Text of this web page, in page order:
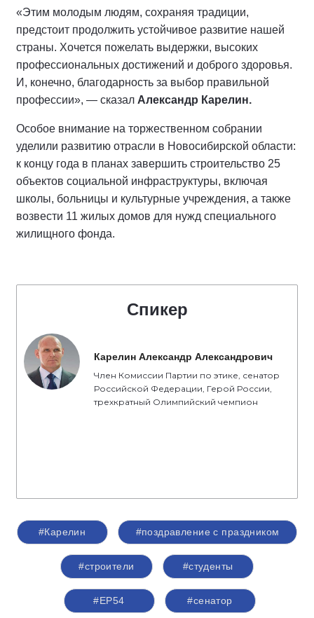
«Этим молодым людям, сохраняя традиции,
предстоит продолжить устойчивое развитие нашей
страны. Хочется пожелать выдержки, высоких
профессиональных достижений и доброго здоровья.
И, конечно, благодарность за выбор правильной
профессии», — сказал Александр Карелин.
Особое внимание на торжественном собрании
уделили развитию отрасли в Новосибирской области:
к концу года в планах завершить строительство 25
объектов социальной инфраструктуры, включая
школы, больницы и культурные учреждения, а также
возвести 11 жилых домов для нужд специального
жилищного фонда.
Спикер
Карелин Александр Александрович
Член Комиссии Партии по этике, сенатор
Российской Федерации, Герой России,
трехкратный Олимпийский чемпион
#Карелин #поздравление с праздником
#строители #студенты
#ЕР54 #сенатор